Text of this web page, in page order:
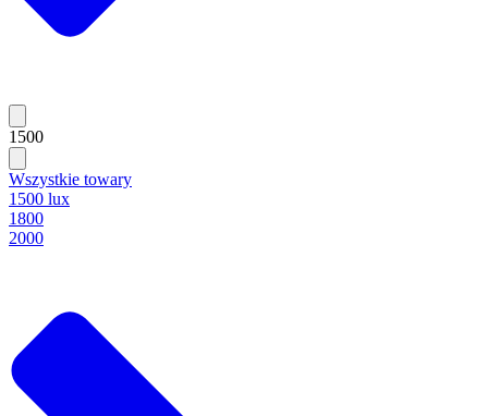
1500
Wszystkie towary
1500 lux
1800
2000